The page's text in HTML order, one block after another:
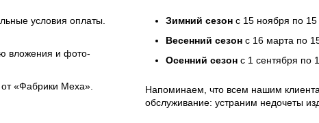
условия оплаты.
вложения и фото-
«Фабрики Меха».
Зимний сезон с 15 ноября по 15
Весенний сезон с 16 марта по
Осенний сезон с 1 сентября по
Напоминаем, что всем нашим
обслуживание: устраним недочеты